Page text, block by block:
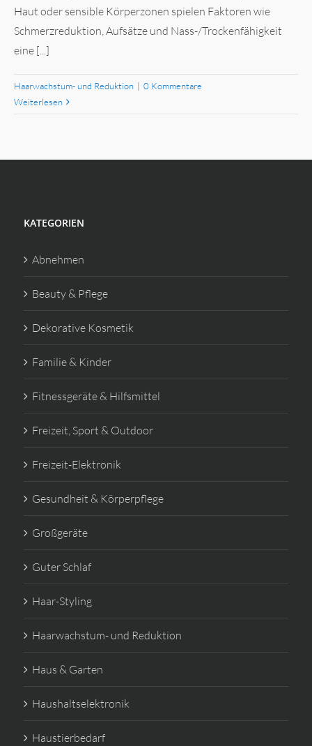
Haut oder sensible Körperzonen spielen Faktoren wie
Schmerzreduktion, Aufsätze und Nass-/Trockenfähigkeit
eine [...]
Haarwachstum- und Reduktion | 0 Kommentare
Weiterlesen
KATEGORIEN
Abnehmen
Beauty & Pflege
Dekorative Kosmetik
Familie & Kinder
Fitnessgeräte & Hilfsmittel
Freizeit, Sport & Outdoor
Freizeit-Elektronik
Gesundheit & Körperpflege
Großgeräte
Guter Schlaf
Haar-Styling
Haarwachstum- und Reduktion
Haus & Garten
Haushaltselektronik
Haustierbedarf